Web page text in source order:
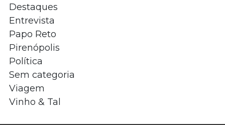
Destaques
Entrevista
Papo Reto
Pirenópolis
Política
Sem categoria
Viagem
Vinho & Tal